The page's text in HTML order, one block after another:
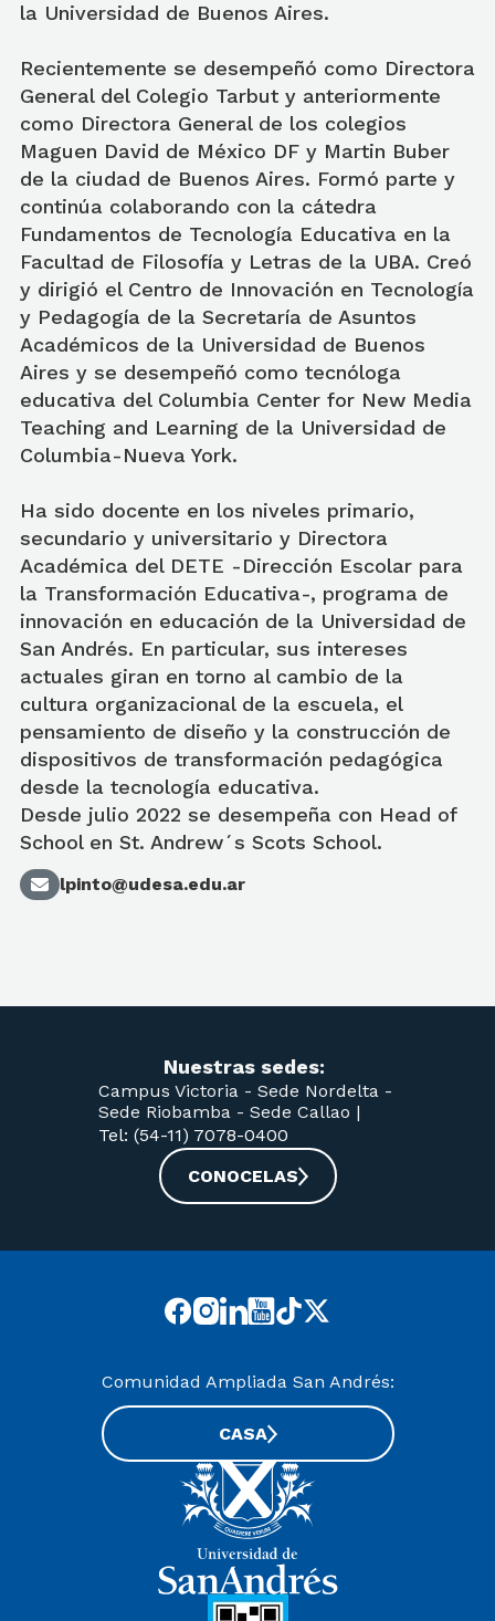
la Universidad de Buenos Aires.
Recientemente se desempeñó como Directora
General del Colegio Tarbut y anteriormente
como Directora General de los colegios
Maguen David de México DF y Martin Buber
de la ciudad de Buenos Aires. Formó parte y
continúa colaborando con la cátedra
Fundamentos de Tecnología Educativa en la
Facultad de Filosofía y Letras de la UBA. Creó
y dirigió el Centro de Innovación en Tecnología
y Pedagogía de la Secretaría de Asuntos
Académicos de la Universidad de Buenos
Aires y se desempeñó como tecnóloga
educativa del Columbia Center for New Media
Teaching and Learning de la Universidad de
Columbia-Nueva York.
Ha sido docente en los niveles primario,
secundario y universitario y Directora
Académica del DETE -Dirección Escolar para
la Transformación Educativa-, programa de
innovación en educación de la Universidad de
San Andrés. En particular, sus intereses
actuales giran en torno al cambio de la
cultura organizacional de la escuela, el
pensamiento de diseño y la construcción de
dispositivos de transformación pedagógica
desde la tecnología educativa.
Desde julio 2022 se desempeña con Head of
School en St. Andrew´s Scots School.
lpinto@udesa.edu.ar
Nuestras sedes:
Campus Victoria - Sede Nordelta -
Sede Riobamba - Sede Callao |
Tel: (54-11) 7078-0400
CONOCELAS
Comunidad Ampliada San Andrés:
CASA